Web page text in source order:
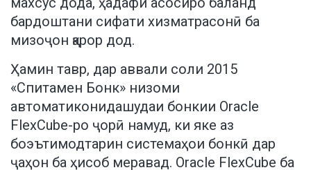
бардоштани сифати хизматрасонӣ ба
мизоҷон қарор дод.
Ҳамин тавр, дар аввали соли 2015
«Спитамен Бонк» низоми
автоматиконидашудаи бонкии Oracle
FlexCube-ро ҷорӣ намуд, ки яке аз
боэътимодтарин системаҳои бонкӣ дар
ҷаҳон ба ҳисоб меравад. Oracle FlexCube ба